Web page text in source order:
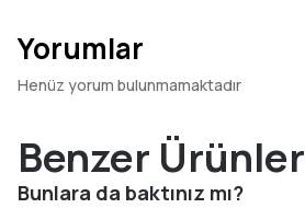
Yorumlar
Henüz yorum bulunmamaktadır
Benzer Ürünler
Bunlara da baktınız mı?